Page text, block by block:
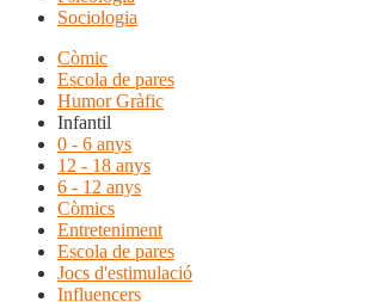
Sociologia
Còmic
Escola de pares
Humor Gràfic
Infantil
0 - 6 anys
12 - 18 anys
6 - 12 anys
Còmics
Entreteniment
Escola de pares
Jocs d'estimulació
Influencers